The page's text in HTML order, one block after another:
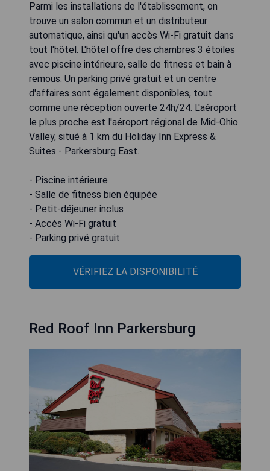
Parmi les installations de l'établissement, on
trouve un salon commun et un distributeur
automatique, ainsi qu'un accès Wi-Fi gratuit dans
tout l'hôtel. L'hôtel offre des chambres 3 étoiles
avec piscine intérieure, salle de fitness et bain à
remous. Un parking privé gratuit et un centre
d'affaires sont également disponibles, tout
comme une réception ouverte 24h/24. L'aéroport
le plus proche est l'aéroport régional de Mid-Ohio
Valley, situé à 1 km du Holiday Inn Express &
Suites - Parkersburg East.
- Piscine intérieure
- Salle de fitness bien équipée
- Petit-déjeuner inclus
- Accès Wi-Fi gratuit
- Parking privé gratuit
VÉRIFIEZ LA DISPONIBILITÉ
Red Roof Inn Parkersburg